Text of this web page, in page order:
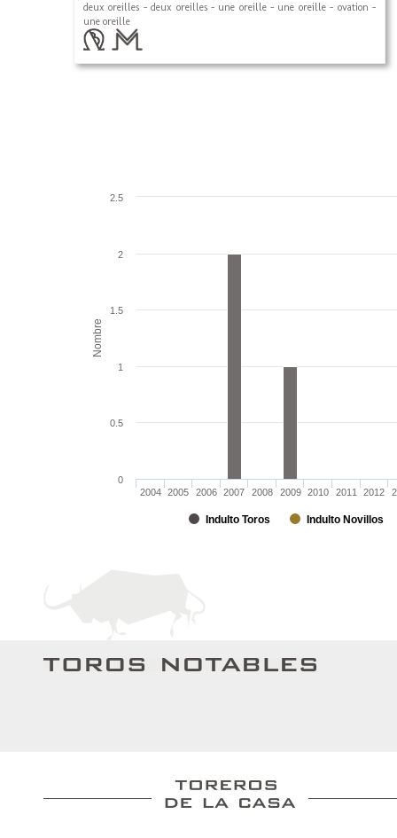
deux oreilles - deux oreilles - une oreille - une oreille - ovation -
une oreille
Nombre
Indulto Toros Indulto Novillos
2004 2005 2006 2007 2008 2009 2010 2011 2012
0
0.5
1
1.5
2
2.5